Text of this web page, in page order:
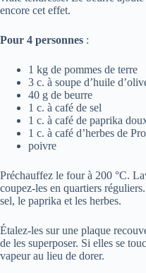
encore cet effet.
Pour 4 personnes :
1 kg de pommes de terre
3 c. à soupe d’huile
40 g de beurre
1 c. à café de sel
1 c. à café de paprika
1 c. à café d’herbes de
poivre
Préchauffez le four à 200 °C.
coupez-les en quartiers
sel, le paprika et les herbes.
Étalez-les sur une plaque
de les superposer. Si elles se
vapeur au lieu de dorer.